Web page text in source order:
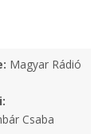
Magyar Rádió
Csaba